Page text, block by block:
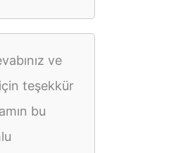
ve
teşekkür
bu